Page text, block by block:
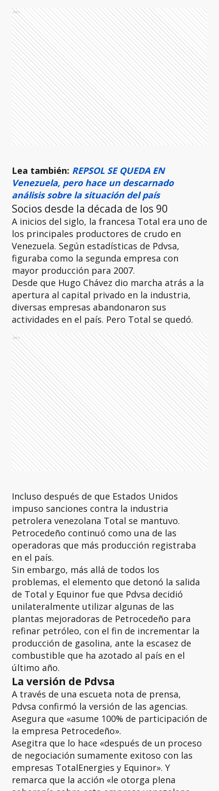
Ads
Lea también: REPSOL SE QUEDA EN
Venezuela, pero hace un descarnado
análisis sobre la situación del país
Socios desde la década de los 90
A inicios del siglo, la francesa Total era uno de
los principales productores de crudo en
Venezuela. Según estadísticas de Pdvsa,
figuraba como la segunda empresa con
mayor producción para 2007.
Desde que Hugo Chávez dio marcha atrás a la
apertura al capital privado en la industria,
diversas empresas abandonaron sus
actividades en el país. Pero Total se quedó.
Ads
Incluso después de que Estados Unidos
impuso sanciones contra la industria
petrolera venezolana Total se mantuvo.
Petrocedeño continuó como una de las
operadoras que más producción registraba
en el país.
Sin embargo, más allá de todos los
problemas, el elemento que detonó la salida
de Total y Equinor fue que Pdvsa decidió
unilateralmente utilizar algunas de las
plantas mejoradoras de Petrocedeño para
refinar petróleo, con el fin de incrementar la
producción de gasolina, ante la escasez de
combustible que ha azotado al país en el
último año.
La versión de Pdvsa
A través de una escueta nota de prensa,
Pdvsa confirmó la versión de las agencias.
Asegura que «asume 100% de participación de
la empresa Petrocedeño».
Asegitra que lo hace «después de un proceso
de negociación sumamente exitoso con las
empresas TotalEnergies y Equinor». Y
remarca que la acción «le otorga plena